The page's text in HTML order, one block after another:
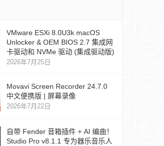
VMware ESXi 8.0U3k macOS
Unlocker & OEM BIOS 2.7 集成网
卡驱动和 NVMe 驱动 (集成驱动版)
2026年7月25日
Movavi Screen Recorder 24.7.0
中文便携版 | 屏幕录像
2026年7月22日
自带 Fender 音箱插件 + AI 编曲！
Studio Pro v8.1.1 专为器乐音乐人